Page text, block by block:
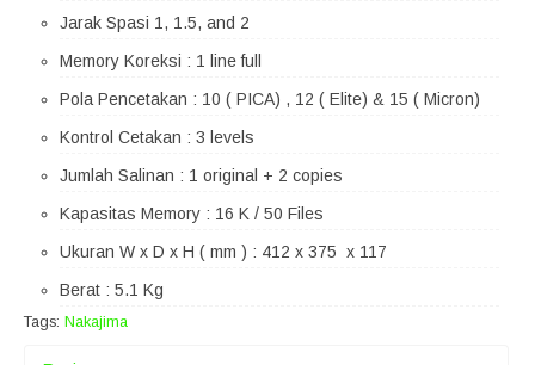
Jarak Spasi 1, 1.5, and 2
Memory Koreksi : 1 line full
Pola Pencetakan : 10 ( PICA) , 12 ( Elite) & 15 ( Micron)
Kontrol Cetakan : 3 levels
Jumlah Salinan : 1 original + 2 copies
Kapasitas Memory : 16 K / 50 Files
Ukuran W x D x H ( mm ) : 412 x 375 x 117
Berat : 5.1 Kg
Tags: Nakajima